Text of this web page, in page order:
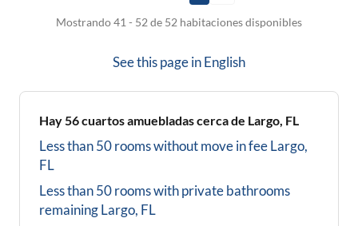
Mostrando 41 - 52 de 52 habitaciones disponibles
See this page inEnglish
Hay56cuartos amuebladas cerca de Largo, FL
Less than 50 rooms without move in feeLargo,
FL
Less than 50 rooms with private bathrooms
remainingLargo, FL